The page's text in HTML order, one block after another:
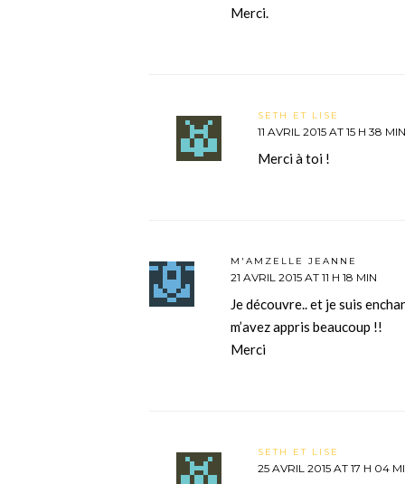
Merci.
SETH ET LISE
11 AVRIL 2015 AT 15 H 38 MIN
Merci à toi !
M'AMZELLE JEANNE
21 AVRIL 2015 AT 11 H 18 MIN
Je découvre.. et je suis
m’avez appris beaucoup !!
Merci
SETH ET LISE
25 AVRIL 2015 AT 17 H 04